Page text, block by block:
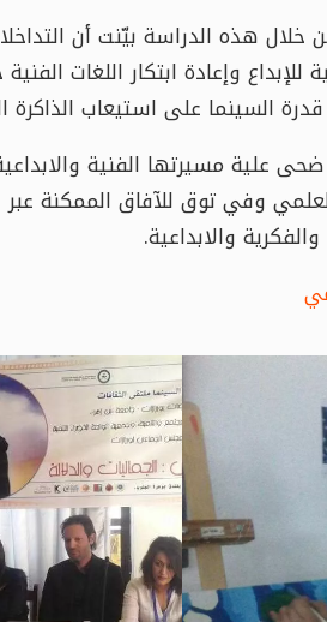
خلال هذه الدراسة بيّنت أن
وإعادة ابتكار اللغات
السينما على استيعاب
علية مسيرتها الفنية
وفي توق للآفاق الممكنة
والابداعية.